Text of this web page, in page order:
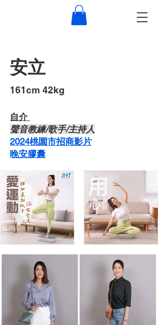
安立
​161cm 42kg
自介 ​
​聲音教練/歌手/主持人
2024桃園市招商影片
晚安膠囊